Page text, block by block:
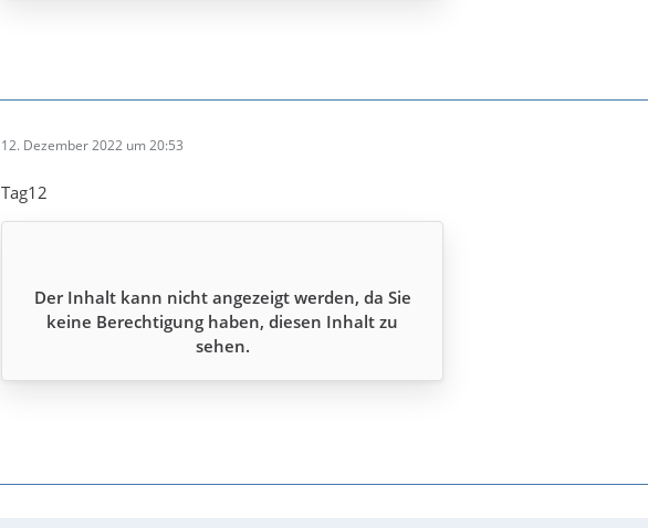
12. Dezember 2022 um 20:53
Tag12
Der Inhalt kann nicht angezeigt werden, da Sie
keine Berechtigung haben, diesen Inhalt zu
sehen.